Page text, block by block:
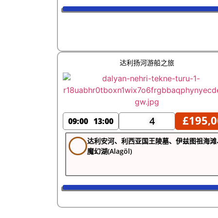
达利扬河游船之旅
09:00 13:00 4 £
达利安河、利西亚国王陵墓、伊兹图祖海
魔幻湖(Alagöl)